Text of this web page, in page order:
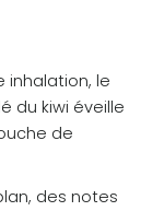
inhalation, le
du kiwi éveille
de
des notes